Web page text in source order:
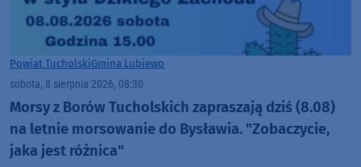
Powiat TucholskiGmina Lubiewo
sobota, 8 sierpnia 2026, 08:30
Morsy z Borów Tucholskich zapraszają dziś (8.08)
na letnie morsowanie do Bysławia. "Zobaczycie,
jaka jest różnica"